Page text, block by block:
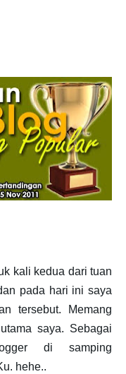
kali kedua dari tuan
pada hari ini saya
tersebut. Memang
saya. Sebagai
di samping
hehe..